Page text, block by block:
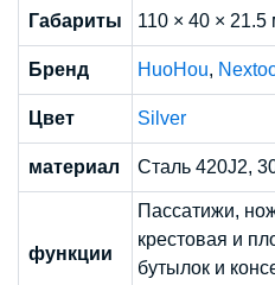
Габариты 110 × 40 × 21.5
Бренд HuoHou,
Цвет Silver
материал Cталь 420J2,
функции
Пассатижи,
крестовая и
бутылок и